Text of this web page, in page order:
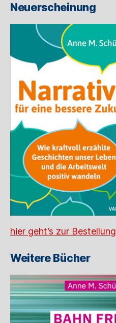
Neuerscheinung
hier geht’s zur Bestellung
Weitere Bücher